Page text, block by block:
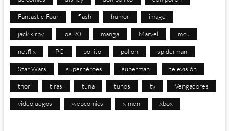
Fantastic Four flash humor image
jack kirby los 90 manga Marvel mcu
netflix PC pollito pollon spiderman
Star Wars superhéroes superman televisión
thor tiras tuna tunos tv Vengadores
videojuegos webcomics x-men xbox